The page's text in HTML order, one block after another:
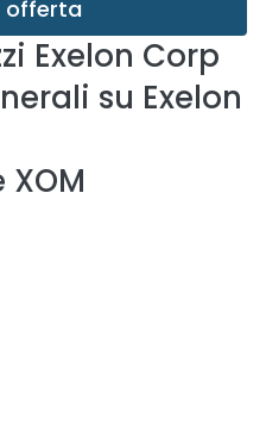
offerta
Exelon Corp
su Exelon